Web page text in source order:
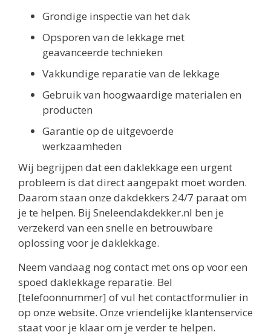
Grondige inspectie van het dak
Opsporen van de lekkage met
geavanceerde technieken
Vakkundige reparatie van de lekkage
Gebruik van hoogwaardige materialen en
producten
Garantie op de uitgevoerde
werkzaamheden
Wij begrijpen dat een daklekkage een urgent
probleem is dat direct aangepakt moet worden.
Daarom staan onze dakdekkers 24/7 paraat om
je te helpen. Bij Sneleendakdekker.nl ben je
verzekerd van een snelle en betrouwbare
oplossing voor je daklekkage.
Neem vandaag nog contact met ons op voor een
spoed daklekkage reparatie. Bel
[telefoonnummer] of vul het contactformulier in
op onze website. Onze vriendelijke klantenservice
staat voor je klaar om je verder te helpen.